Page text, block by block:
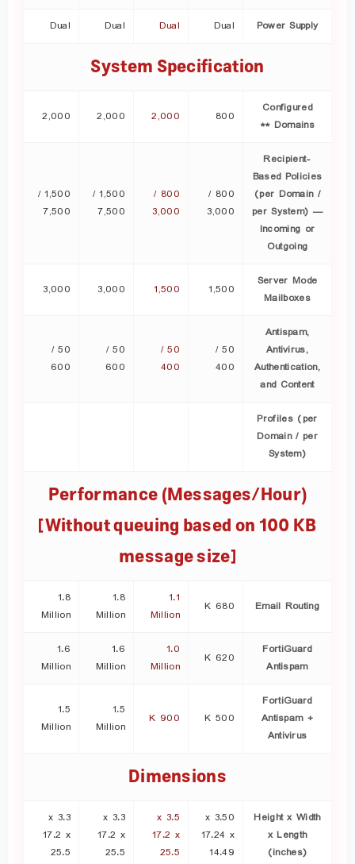
Power Supply
Dual
Dual
Dual
Dual
System Specification
Configured
Domains **
800
2,000
2,000
2,000
Recipient-
Based Policies
(per Domain /
per System) —
Incoming or
Outgoing
800 /
3,000
800 /
3,000
1,500 /
7,500
1,500 /
7,500
Server Mode
Mailboxes
1,500
1,500
3,000
3,000
Antispam,
Antivirus,
Authentication,
and Content
50 /
400
50 /
400
50 /
600
50 /
600
Profiles (per
Domain / per
System)
Performance (Messages/Hour)
[Without queuing based on 100 KB
message size]
Email Routing
680 K
1.1
Million
1.8
Million
1.8
Million
FortiGuard
Antispam
620 K
1.0
Million
1.6
Million
1.6
Million
FortiGuard
Antispam +
Antivirus
500 K
900 K
1.5
Million
1.5
Million
Dimensions
Height x Width
x Length
(inches)
3.50 x
17.24 x
14.49
3.5 x
17.2 x
25.5
3.3 x
17.2 x
25.5
3.3 x
17.2 x
25.5